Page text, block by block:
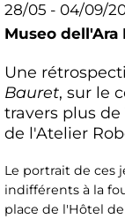
28/05 - 04/09/
Museo dell'Ara
Une
Bauret, sur le
travers plus de
de l'Atelier
Le portrait de ces
indifférents à la
place de l'Hôtel